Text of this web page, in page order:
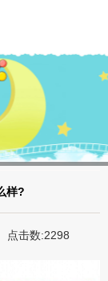
样?
点击数:2298